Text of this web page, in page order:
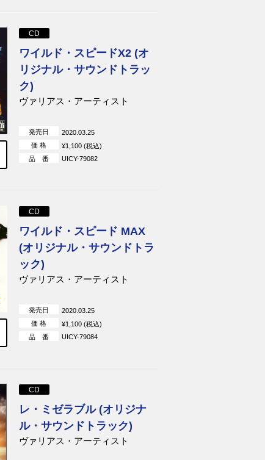
CD
ワイルド・スピードX2 (オ
リジナル・サウンドトラッ
ク)
ヴァリアス・アーティスト
発売日
2020.03.25
価 格
¥1,100 (税込)
品 番
UICY-79082
CD
ワイルド・スピード MAX
(オリジナル・サウンドトラ
ック)
ヴァリアス・アーティスト
発売日
2020.03.25
価 格
¥1,100 (税込)
品 番
UICY-79084
CD
レ・ミゼラブル (オリジナ
ル・サウンドトラック)
ヴァリアス・アーティスト